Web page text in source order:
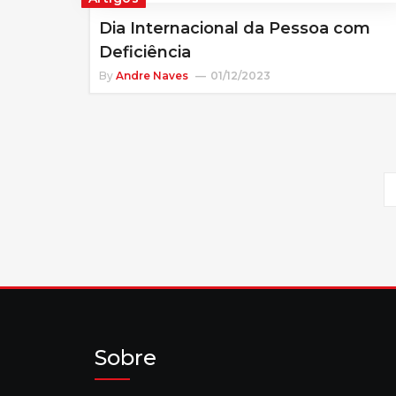
Dia Internacional da Pessoa com
Deficiência
By Andre Naves 01/12/2023
Sobre